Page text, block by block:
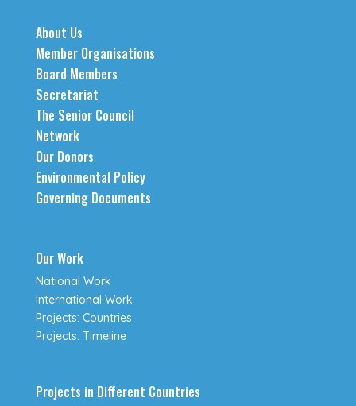
About Us
Member Organisations
Board Members
Secretariat
The Senior Council
Network
Our Donors
Environmental Policy
Governing Documents
Our Work
National Work
International Work
Projects: Countries
Projects: Timeline
Projects in Different Countries